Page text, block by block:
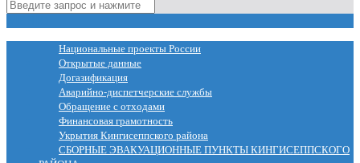
Национальные проекты России
Открытые данные
Догазификация
Аварийно-диспетчерские службы
Обращение с отходами
Финансовая грамотность
Укрытия Кингисеппского района
СБОРНЫЕ ЭВАКУАЦИОННЫЕ ПУНКТЫ КИНГИСЕППСКОГО